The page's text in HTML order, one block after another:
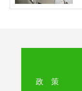
政 策